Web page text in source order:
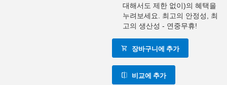
대해서도 제한 없이)의 혜택을
누려보세요. 최고의 안정성, 최
고의 생산성 - 연중무휴!
장바구니에 추가
비교에 추가